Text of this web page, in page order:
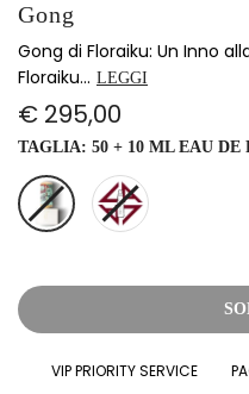
Gong
Gong di Floraiku: Un Inno
Floraiku... LEGGI
€ 295,00
TAGLIA: 50 + 10 ML EAU DE
VIP PRIORITY SERVICE